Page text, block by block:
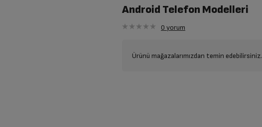
Android Telefon Modelleri
0 yorum
Ürünü mağazalarımızdan temin edebilirsiniz.